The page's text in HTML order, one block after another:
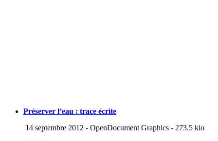
Préserver l’eau : trace écrite
14 septembre 2012 - OpenDocument Graphics - 273.5 kio